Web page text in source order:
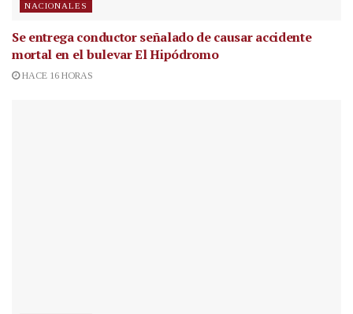
NACIONALES
Se entrega conductor señalado de causar accidente
mortal en el bulevar El Hipódromo
HACE 16 HORAS